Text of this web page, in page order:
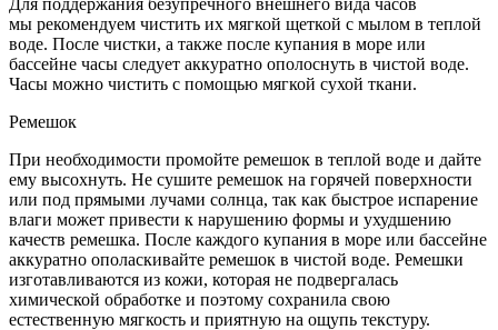
мы рекомендуем чистить их мягкой щеткой с мылом в теплой
воде. После чистки, а также после купания в море или
бассейне часы следует аккуратно ополоснуть в чистой воде.
Часы можно чистить с помощью мягкой сухой ткани.
Ремешок
При необходимости промойте ремешок в теплой воде и дайте
ему высохнуть. Не сушите ремешок на горячей поверхности
или под прямыми лучами солнца, так как быстрое испарение
влаги может привести к нарушению формы и ухудшению
качеств ремешка. После каждого купания в море или бассейне
аккуратно ополаскивайте ремешок в чистой воде. Ремешки
изготавливаются из кожи, которая не подвергалась
химической обработке и поэтому сохранила свою
естественную мягкость и приятную на ощупь текстуру.